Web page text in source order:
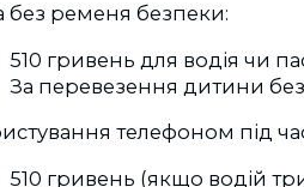
без ременя безпеки:
510 гривень для водія чи
За перевезення дитини
телефоном під
510 гривень (якщо водій